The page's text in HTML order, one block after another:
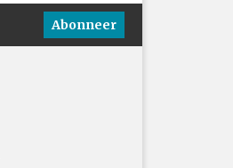
Abonneer